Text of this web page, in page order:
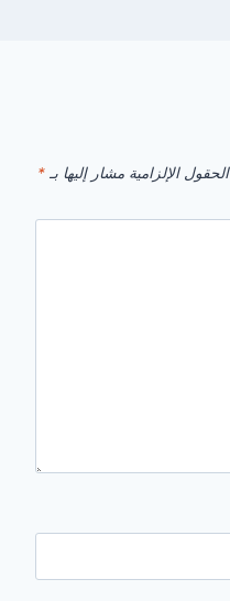
الحقول الإلزامية مشار إليها بـ *